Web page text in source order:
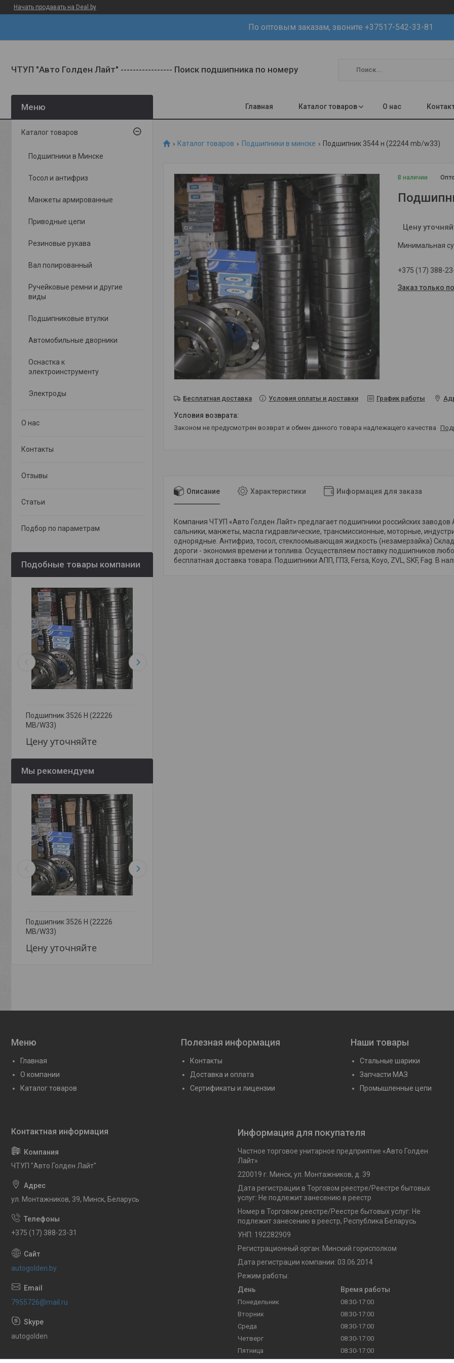
Начать продавать на Deal.by
По оптовым заказам, звоните +37517-542-33-81
ЧТУП "Авто Голден Лайт" ----------------- Поиск подшипника по номеру
Главная Каталог товаров О нас
Каталог товаров Подшипники в минске Подшипник 3544 н (22244 mb/w33)
В наличии
Цену
Минимальная
+375 (17) 388-
Заказ только
Бесплатная доставка Условия оплаты и доставки График работы
Законом не предусмотрен возврат и обмен данного товара надлежащего качества
Описание Характеристики Информация для заказа
Компания ЧТУП «Авто Голден Лайт» предлагает подшипники российских заводов
сальники, манжеты, масла гидравлические, трансмиссионные, моторные,
однорядные. Антифриз, тосол, стеклоомывающая жидкость (незамерзайка)
дороги - экономия времени и топлива. Осуществляем поставку подшипников
бесплатная доставка товара. Подшипники АПП, ГПЗ, Fersa, Koyo, ZVL, SKF, Fag. В
Каталог товаров
Подшипники в Минске
Тосол и антифриз
Манжеты армированные
Приводные цепи
Резиновые рукава
Вал полированный
Ручейковые ремни и другие
виды
Подшипниковые втулки
Автомобильные дворники
Оснастка к
электроинструменту
Электроды
О нас
Контакты
Отзывы
Статьи
Подбор по параметрам
Подобные товары компании
Подшипник 3526 Н (22226
MB/W33)
Цену уточняйте
Мы рекомендуем
Подшипник 3526 Н (22226
MB/W33)
Цену уточняйте
Меню
Главная
О компании
Каталог товаров
Полезная информация
Контакты
Доставка и оплата
Сертификаты и лицензии
Наши товары
Стальные шарики
Запчасти МАЗ
Промышленные цепи
ЧТУП "Авто Голден Лайт"
ул. Монтажников, 39, Минск, Беларусь
+375 (17) 388-23-31
autogolden.by
7955726@mail.ru
autogolden
Информация для покупателя
Частное торговое унитарное предприятие «Авто Голден
Лайт»
220019 г. Минск, ул. Монтажников, д. 39
Дата регистрации в Торговом реестре/Реестре бытовых
услуг: Не подлежит занесению в реестр
Номер в Торговом реестре/Реестре бытовых услуг: Не
подлежит занесению в реестр, Республика Беларусь
УНП: 192282909
Регистрационный орган: Минский горисполком
Дата регистрации компании: 03.06.2014
Режим работы:
День
Время работы
Понедельник
08:30-17:00
Вторник
08:30-17:00
Среда
08:30-17:00
Четверг
08:30-17:00
Пятница
08:30-17:00